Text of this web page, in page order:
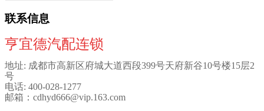
联系信息
亨宜德汽配连锁
地址: 成都市高新区府城大道西段399号天府新谷10号楼15层2
号
电话: 400-028-1277
邮箱：cdhyd666@vip.163.com